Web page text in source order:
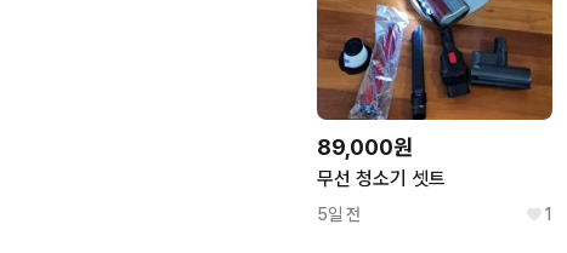
89,000원
무선 청소기 셋트
5일 전 1